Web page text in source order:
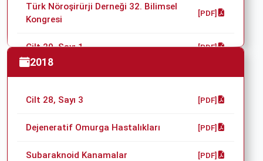
Türk Nöroşirürji Derneği 32. Bilimsel
Kongresi
[PDF]
Cilt 29, Sayı 1 [PDF]
2018
Cilt 28, Sayı 3 [PDF]
Dejeneratif Omurga Hastalıkları [PDF]
Subaraknoid Kanamalar [PDF]